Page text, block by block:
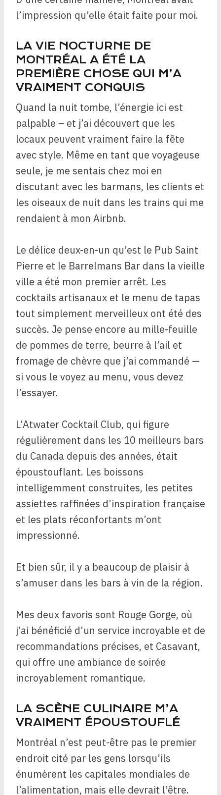
l’impression qu’elle était faite pour moi.
LA VIE NOCTURNE DE
MONTRÉAL A ÉTÉ LA
PREMIÈRE CHOSE QUI M’A
VRAIMENT CONQUIS
Quand la nuit tombe, l’énergie ici est
palpable – et j’ai découvert que les
locaux peuvent vraiment faire la fête
avec style. Même en tant que voyageuse
seule, je me sentais chez moi en
discutant avec les barmans, les clients et
les oiseaux de nuit dans les trains qui me
rendaient à mon Airbnb.
Le délice deux-en-un qu’est le Pub Saint
Pierre et le Barrelmans Bar dans la vieille
ville a été mon premier arrêt. Les
cocktails artisanaux et le menu de tapas
tout simplement merveilleux ont été des
succès. Je pense encore au mille-feuille
de pommes de terre, beurre à l’ail et
fromage de chèvre que j’ai commandé —
si vous le voyez au menu, vous devez
l’essayer.
L’Atwater Cocktail Club, qui figure
régulièrement dans les 10 meilleurs bars
du Canada depuis des années, était
époustouflant. Les boissons
intelligemment construites, les petites
assiettes raffinées d’inspiration française
et les plats réconfortants m’ont
impressionné.
Et bien sûr, il y a beaucoup de plaisir à
s’amuser dans les bars à vin de la région.
Mes deux favoris sont Rouge Gorge, où
j’ai bénéficié d’un service incroyable et de
recommandations précises, et Casavant,
qui offre une ambiance de soirée
incroyablement romantique.
LA SCÈNE CULINAIRE M’A
VRAIMENT ÉPOUSTOUFLÉ
Montréal n’est peut-être pas le premier
endroit cité par les gens lorsqu’ils
énumèrent les capitales mondiales de
l’alimentation, mais elle devrait l’être.